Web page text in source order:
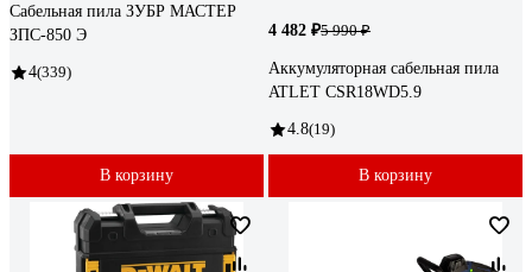
Сабельная пила ЗУБР МАСТЕР
ЗПС-850 Э
4(339)
В корзину
4 482 ₽5 990 ₽
Аккумуляторная сабельная пила
ATLET CSR18WD5.9
4.8(19)
В корзину